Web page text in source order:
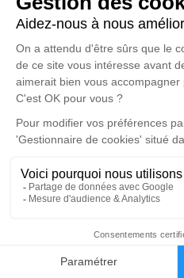
Faire-part
honorer la mémoire de Gilles
Un service de plantation
jeudi 26 juin 2025 à
EGLISE SAINT
69670 Vaugneray